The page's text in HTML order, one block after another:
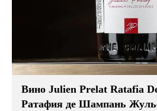
Вино Julien Prelat Ratafia
Ратафия де Шампань